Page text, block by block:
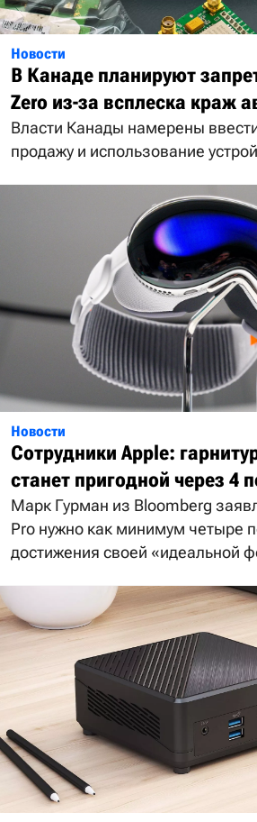
Новости
В Канаде планируют
Zero из-за всплеска краж
Власти Канады намерены
продажу и использование
Новости
Сотрудники Apple:
станет пригодной через 4
Марк Гурман из Bloomberg
Pro нужно как минимум четыре
достижения своей «идеальной